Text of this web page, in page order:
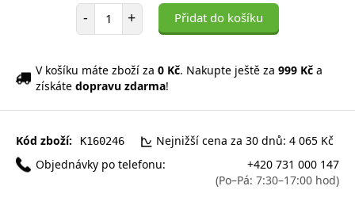
- Počet položek
+ Přidat do košíku
V košíku máte zboží za 0 Kč. Nakupte ještě za 999 Kč a
získáte dopravu zdarma!
Kód zboží: K160246
Nejnižší cena za 30 dnů: 4 065 Kč
Objednávky po telefonu:
+420 731 000 147
(Po–Pá: 7:30–17:00 hod)